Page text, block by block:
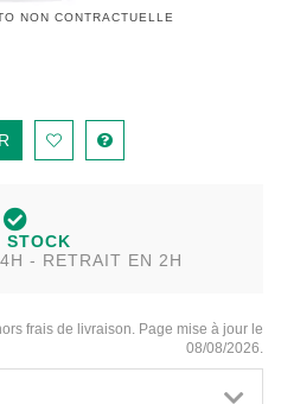
NON CONTRACTUELLE
STOCK
- RETRAIT EN 2H
frais de livraison. Page mise à jour le
08/08/2026.